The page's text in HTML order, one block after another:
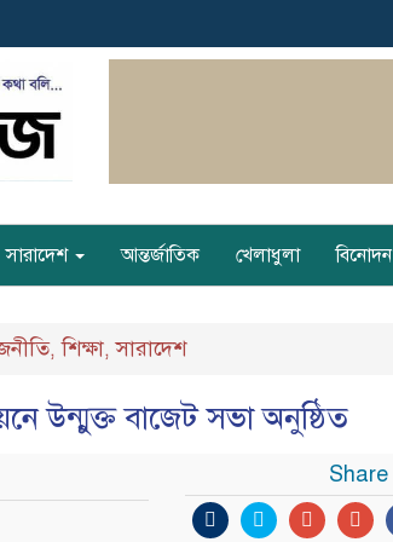
সারাদেশ আন্তর্জাতিক খেলাধুলা বিনোদন
,শিক্ষা,সারাদেশ
উন্মুক্ত বাজেট সভা অনুষ্ঠিত
Share